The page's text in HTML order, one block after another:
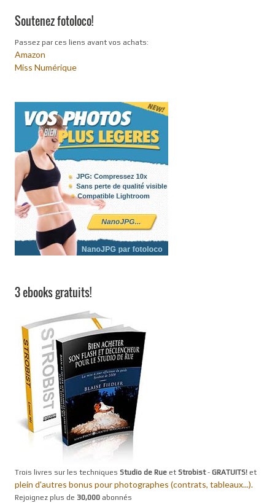
Soutenez fotoloco!
Passez par ces liens avant vos achats:
Amazon
Miss Numérique
3 ebooks gratuits!
Trois livres sur les techniques Studio de Rue et Strobist- GRATUITS! et
plein d'autres bonus pour photographes (contrats, tableaux...).
Rejoignez plus de 30,000 abonnés